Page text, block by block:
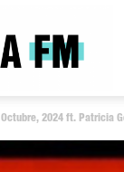
Octubre, 2024 ft. Patricia